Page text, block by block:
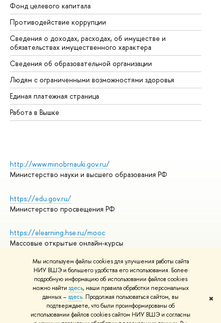
Мы используем файлы cookies для улучшения работы сайта
НИУ ВШЭ и большего удобства его использования. Более
подробную информацию об использовании файлов cookies
можно найти здесь, наши правила обработки персональных
данных –здесь. Продолжая пользоваться сайтом, вы
подтверждаете, что были проинформированы об
использовании файлов cookies сайтом НИУ ВШЭ и согласны
✖
Фонд целевого капитала
Противодействие коррупции
Сведения о доходах, расходах, об имуществе и
обязательствах имущественного характера
Сведения об образовательной организации
Людям с ограниченными возможностями здоровья
Единая платежная страница
Работа в Вышке
http://www.minobrnauki.gov.ru/
Министерство науки и высшего образования РФ
https://edu.gov.ru/
Министерство просвещения РФ
https://elearning.hse.ru/mooc
Массовые открытые онлайн-курсы
© НИУ ВШЭ 1993–2026
Адреса и контакты
Условия использования материалов
Политика конфиденциальности
Правила применения рекомендательных технологий в НИУ ВШЭ